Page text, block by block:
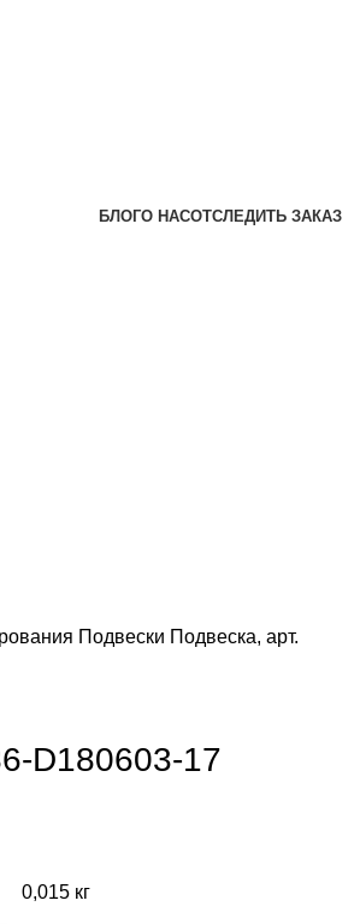
БЛОГО НАСОТСЛЕДИТЬ ЗАКАЗ
Подвески Подвеска, арт.
D180603-17
0,015 кг